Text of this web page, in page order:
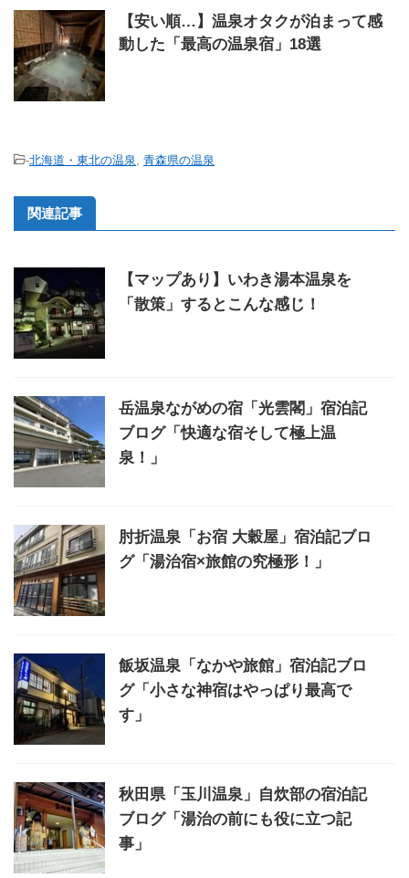
【安い順…】温泉オタクが泊まって感
動した「最高の温泉宿」18選
-北海道・東北の温泉 青森県の温泉
関連記事
【マップあり】いわき湯本温泉を
「散策」するとこんな感じ！
岳温泉ながめの宿「光雲閣」宿泊記
ブログ「快適な宿そして極上温
泉！」
肘折温泉「お宿 大穀屋」宿泊記ブロ
グ「湯治宿×旅館の究極形！」
飯坂温泉「なかや旅館」宿泊記ブロ
グ「小さな神宿はやっぱり最高で
す」
秋田県「玉川温泉」自炊部の宿泊記
ブログ「湯治の前にも役に立つ記
事」